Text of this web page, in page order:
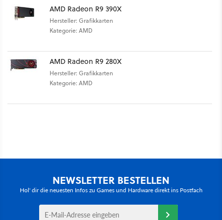
AMD Radeon R9 390X
Hersteller: Grafikkarten
Kategorie: AMD
AMD Radeon R9 280X
Hersteller: Grafikkarten
Kategorie: AMD
NEWSLETTER BESTELLEN
Hol' dir die neuesten Infos zu Games und Hardware direkt ins Postfach